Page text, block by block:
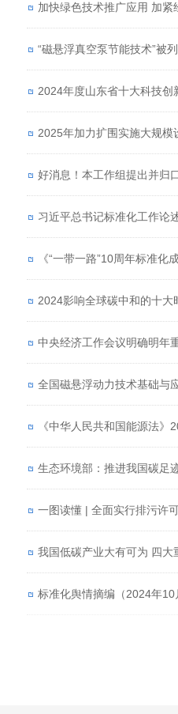
加快
“磁悬浮真空泵节能技术”被
2024年度山东省十大科技创
2025年加力扩围实施大规
好消息！本工作组提出并归
习近平总书记标准化工作论
《“一带一路”10周年标准化
2024影响全球碳中和的十大
中央经济工作会议明确明年
全国磁悬浮动力技术基础与
《中华人民共和国能源法》
生态环境部：推进我国碳足
一图读懂 | 全面实行排污许
我国低碳
标准化舆情摘编（2024年